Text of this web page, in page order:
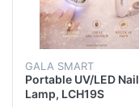
GALA SMART
Portable UV/LED Nail
Lamp, LCH19S